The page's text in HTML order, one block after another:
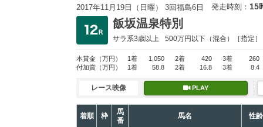
2017年11月19日（日曜） 3回福島6日 発走時刻： 15
飯坂温泉特別
サラ系3歳以上 500万円以下 （混合）［指定］
本賞金 （万円） 1着 1,050 2着 420 3着
260
付加賞 （万円） 1着 58.8 2着 16.8 3着 8.4
レース映像 PLAY
着順 枠
馬
番
馬名 性齢